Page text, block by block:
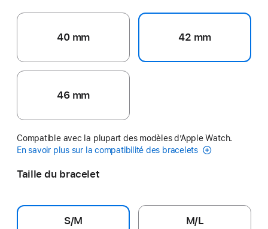
40 mm 42 mm
46 mm
Compatible avec la plupart des modèles d’Apple Watch.
En savoir plus sur la compatibilité des bracelets
Taille du bracelet
S/M M/L